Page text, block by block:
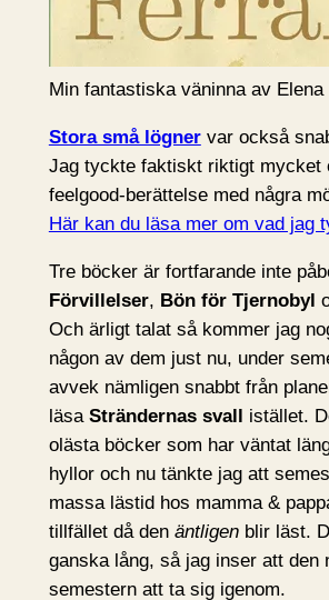
Min fantastiska väninna av Elena
Stora små lögnervar också
Jag tyckte faktiskt riktigt mycket
feelgood-berättelse med några
Här kan du läsa mer om vad jag
Tre böcker är fortfarande inte
Förvillelser, Bön för Tjernobyl
Och ärligt talat så kommer jag
någon av dem just nu, under
avvek nämligen snabbt från
läsa Strändernas svall istället.
olästa böcker som har väntat
hyllor och nu tänkte jag att
massa lästid hos mamma &
tillfället då den äntligenblir läst.
ganska lång, så jag inser att den
semestern att ta sig igenom.